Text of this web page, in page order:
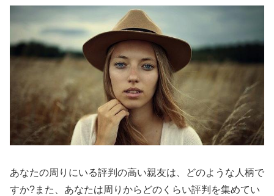
あなたの周りにいる評判の高い親友は、どのような人柄で
すか?また、あなたは周りからどのくらい評判を集めてい